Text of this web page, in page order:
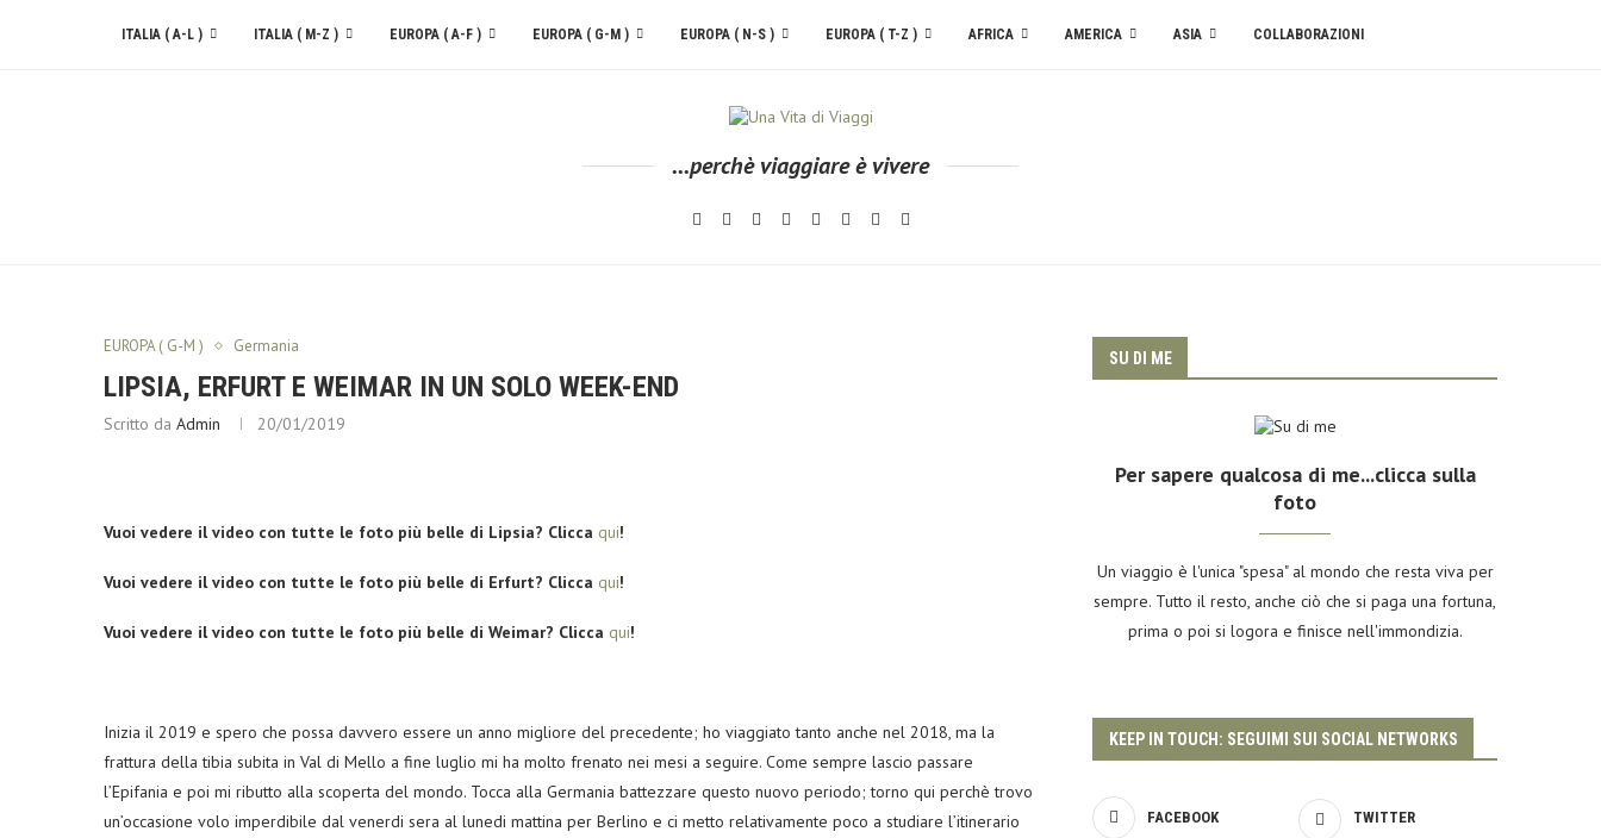
ITALIA ( A-L ) ITALIA ( M-Z ) EUROPA ( A-F ) EUROPA ( G-M ) EUROPA ( N-S ) EUROPA ( T-Z ) AFRICA AMERICA ASIA COLLABORAZIONI
...perchè viaggiare è vivere
EUROPA ( G-M ) Germania
LIPSIA, ERFURT E WEIMAR IN UN SOLO WEEK-END
Scritto da Admin 20/01/2019
Vuoi vedere il video con tutte le foto più belle di Lipsia? Clicca qui!
Vuoi vedere il video con tutte le foto più belle di Erfurt? Clicca qui!
Vuoi vedere il video con tutte le foto più belle di Weimar? Clicca qui!
Inizia il 2019 e spero che possa davvero essere un anno migliore del precedente; ho viaggiato tanto anche nel 2018, ma la
frattura della tibia subita in Val di Mello a fine luglio mi ha molto frenato nei mesi a seguire. Come sempre lascio passare
l’Epifania e poi mi ributto alla scoperta del mondo. Tocca alla Germania battezzare questo nuovo periodo; torno qui perchè trovo
un’occasione volo imperdibile dal venerdi sera al lunedi mattina per Berlino e ci metto relativamente poco a studiare l’itinerario
SU DI ME
Per sapere qualcosa di me...clicca sulla
foto
Un viaggio è l'unica "spesa" al mondo che resta viva per
sempre. Tutto il resto, anche ciò che si paga una fortuna,
prima o poi si logora e finisce nell'immondizia.
KEEP IN TOUCH: SEGUIMI SUI SOCIAL NETWORKS
FACEBOOK TWITTER